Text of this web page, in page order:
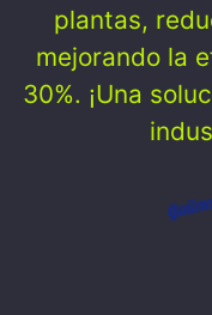
plantas,
mejorando la
30%. ¡Una